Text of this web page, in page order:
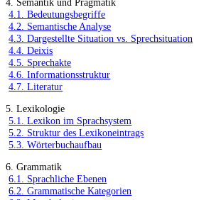
4.1. Bedeutungsbegriffe
4.2. Semantische Analyse
4.3. Dargestellte Situation vs. Sprechsituation
4.4. Deixis
4.5. Sprechakte
4.6. Informationsstruktur
4.7. Literatur
5. Lexikologie
5.1. Lexikon im Sprachsystem
5.2. Struktur des Lexikoneintrags
5.3. Wörterbuchaufbau
6. Grammatik
6.1. Sprachliche Ebenen
6.2. Grammatische Kategorien